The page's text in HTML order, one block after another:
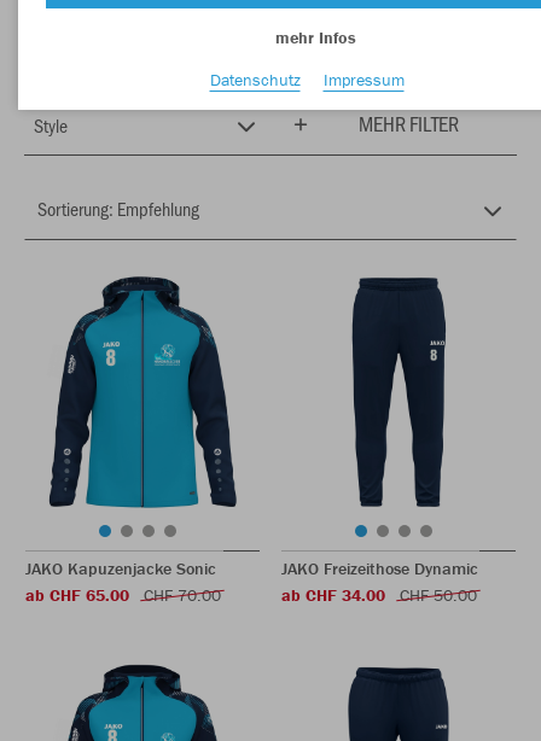
Style MEHR FILTER
JAKO Kapuzenjacke Sonic
ab CHF 65.00
CHF 70.00
JAKO Freizeithose Dynamic
ab CHF 34.00
CHF 50.00
mehr Infos
Datenschutz
Impressum